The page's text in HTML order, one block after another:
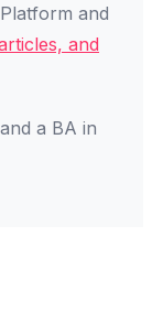
and
and
a BA in